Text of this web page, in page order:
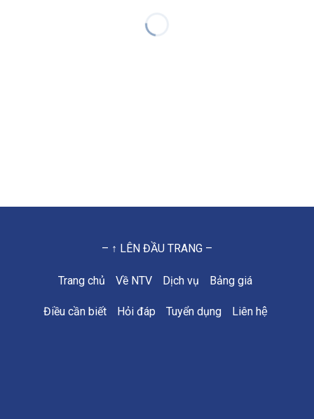
– ↑ LÊN ĐẦU TRANG –
Trang chủ Về NTV Dịch vụ Bảng giá
Điều cần biết Hỏi đáp Tuyển dụng Liên hệ